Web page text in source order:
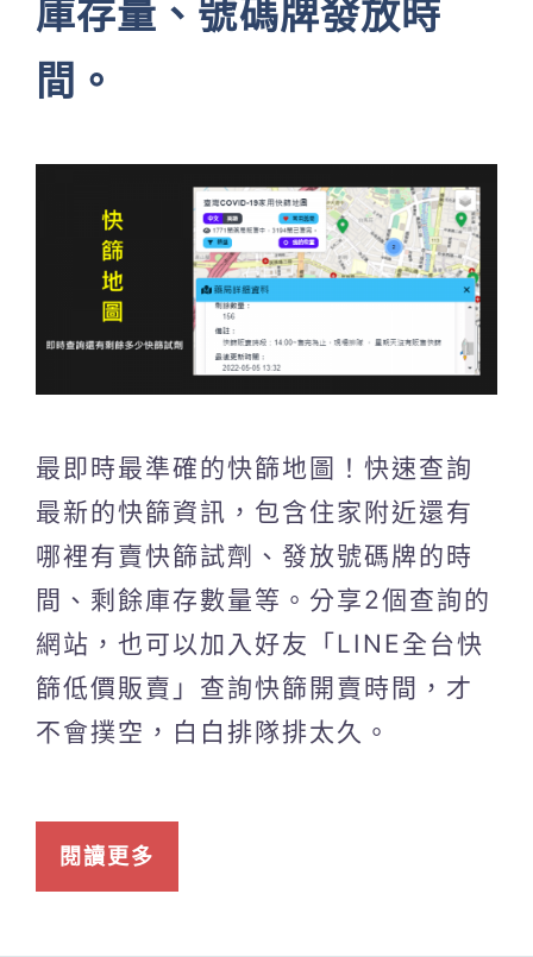
庫存量、號碼牌發放時
間。
最即時最準確的快篩地圖！快速查詢
最新的快篩資訊，包含住家附近還有
哪裡有賣快篩試劑、發放號碼牌的時
間、剩餘庫存數量等。分享2個查詢的
網站，也可以加入好友「LINE全台快
篩低價販賣」查詢快篩開賣時間，才
不會撲空，白白排隊排太久。
閱讀更多